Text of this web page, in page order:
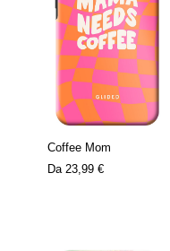
Coffee Mom
Da 23,99 €